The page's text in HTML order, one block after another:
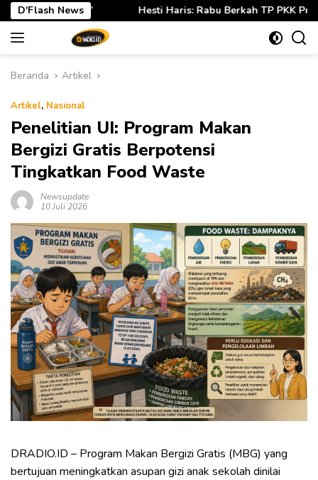
Langsung
ke
konten
D'Flash News
Haris: Rabu Berkah TP PKK Provinsi Jambi Perkuat Literasi
Beranda Artikel
Artikel, Nasional
Penelitian UI: Program Makan
Bergizi Gratis Berpotensi
Tingkatkan Food Waste
Newsupdate
10 Juli 2026
DRADIO.ID – Program Makan Bergizi Gratis (MBG) yang
bertujuan meningkatkan asupan gizi anak sekolah dinilai